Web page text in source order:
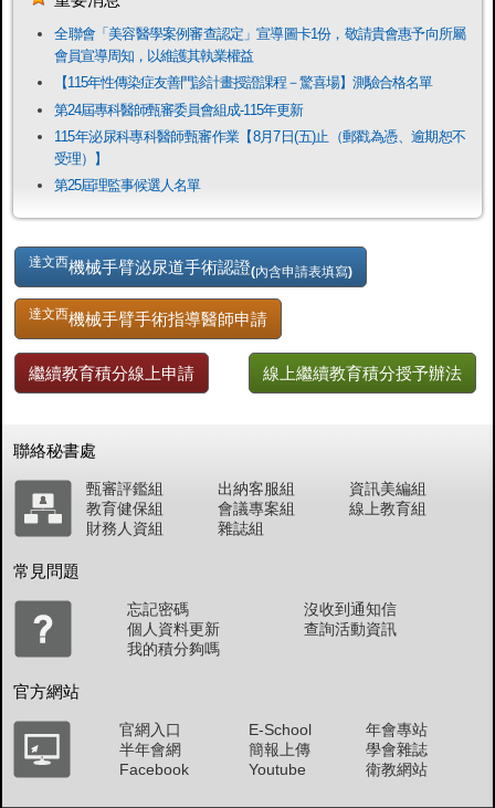
全聯會「​美容醫學案例審查認定」宣導圖卡1份，敬請貴會惠予向所屬
會員宣導周知，以維護其執業權益
【115年性傳染症友善門診計畫授證課程－驚喜場】測驗合格名單
第24屆專科醫師甄審委員會組成-115年更新
115年泌尿科專科醫師甄審作業【8月7日(五)止（郵戳為憑、逾期恕不
受理）】
第25屆理監事候選人名單
達文西機械手臂泌尿道手術認證(內含申請表填寫)
達文西機械手臂手術指導醫師申請
繼續教育積分線上申請 線上繼續教育積分授予辦法
聯絡秘書處
甄審評鑑組
教育健保組
財務人資組
出納客服組
會議專案組
雜誌組
資訊美編組
線上教育組
常見問題
忘記密碼
個人資料更新
我的積分夠嗎
沒收到通知信
查詢活動資訊
官方網站
官網入口
半年會網
Facebook
E-School
簡報上傳
Youtube
年會專站
學會雜誌
衛教網站